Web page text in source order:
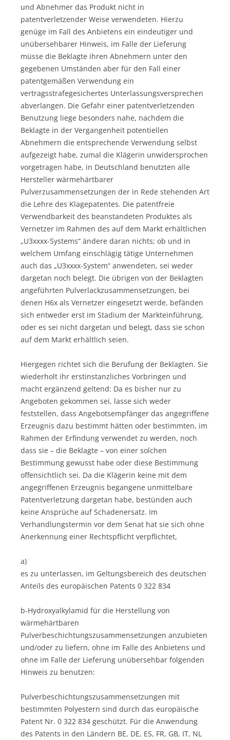
und Abnehmer das Produkt nicht in
patentverletzender Weise verwendeten. Hierzu
genüge im Fall des Anbietens ein eindeutiger und
unübersehbarer Hinweis, im Falle der Lieferung
müsse die Beklagte ihren Abnehmern unter den
gegebenen Umständen aber für den Fall einer
patentgemäßen Verwendung ein
vertragsstrafegesichertes Unterlassungsversprechen
abverlangen. Die Gefahr einer patentverletzenden
Benutzung liege besonders nahe, nachdem die
Beklagte in der Vergangenheit potentiellen
Abnehmern die entsprechende Verwendung selbst
aufgezeigt habe, zumal die Klägerin unwidersprochen
vorgetragen habe, in Deutschland benutzten alle
Hersteller wärmehärtbarer
Pulverzusammensetzungen der in Rede stehenden Art
die Lehre des Klagepatentes. Die patentfreie
Verwendbarkeit des beanstandeten Produktes als
Vernetzer im Rahmen des auf dem Markt erhältlichen
„U3xxxx-Systems“ ändere daran nichts; ob und in
welchem Umfang einschlägig tätige Unternehmen
auch das „U3xxxx-System“ anwendeten, sei weder
dargetan noch belegt. Die übrigen von der Beklagten
angeführten Pulverlackzusammensetzungen, bei
denen H6x als Vernetzer eingesetzt werde, befänden
sich entweder erst im Stadium der Markteinführung,
oder es sei nicht dargetan und belegt, dass sie schon
auf dem Markt erhältlich seien.
Hiergegen richtet sich die Berufung der Beklagten. Sie
wiederholt ihr erstinstanzliches Vorbringen und
macht ergänzend geltend: Da es bisher nur zu
Angeboten gekommen sei, lasse sich weder
feststellen, dass Angebotsempfänger das angegriffene
Erzeugnis dazu bestimmt hätten oder bestimmten, im
Rahmen der Erfindung verwendet zu werden, noch
dass sie – die Beklagte – von einer solchen
Bestimmung gewusst habe oder diese Bestimmung
offensichtlich sei. Da die Klägerin keine mit dem
angegriffenen Erzeugnis begangene unmittelbare
Patentverletzung dargetan habe, bestünden auch
keine Ansprüche auf Schadenersatz. Im
Verhandlungstermin vor dem Senat hat sie sich ohne
Anerkennung einer Rechtspflicht verpflichtet,
a)
es zu unterlassen, im Geltungsbereich des deutschen
Anteils des europäischen Patents 0 322 834
b-Hydroxyalkylamid für die Herstellung von
wärmehärtbaren
Pulverbeschichtungszusammensetzungen anzubieten
und/oder zu liefern, ohne im Falle des Anbietens und
ohne im Falle der Lieferung unübersehbar folgenden
Hinweis zu benutzen:
Pulverbeschichtungszusammensetzungen mit
bestimmten Polyestern sind durch das europäische
Patent Nr. 0 322 834 geschützt. Für die Anwendung
des Patents in den Ländern BE, DE, ES, FR, GB, IT, NL